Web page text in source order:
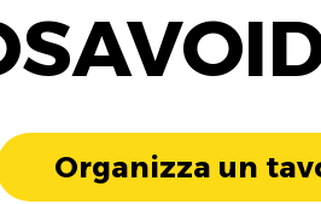
Organizza un